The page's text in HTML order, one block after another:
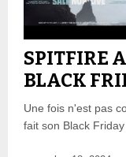
SPITFIRE
BLACK
Une fois n'est pas
fait son Black